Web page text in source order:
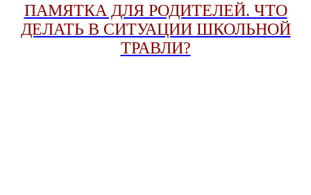
ПАМЯТКА ДЛЯ РОДИТЕЛЕЙ. ЧТО
ДЕЛАТЬ В СИТУАЦИИ ШКОЛЬНОЙ
ТРАВЛИ?